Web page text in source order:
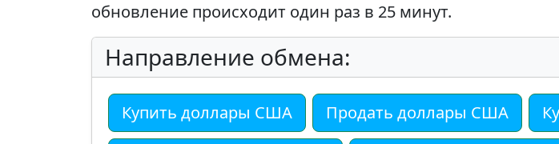
обновление происходит один раз в 25 минут.
Направление обмена:
Купить доллары США Продать доллары США